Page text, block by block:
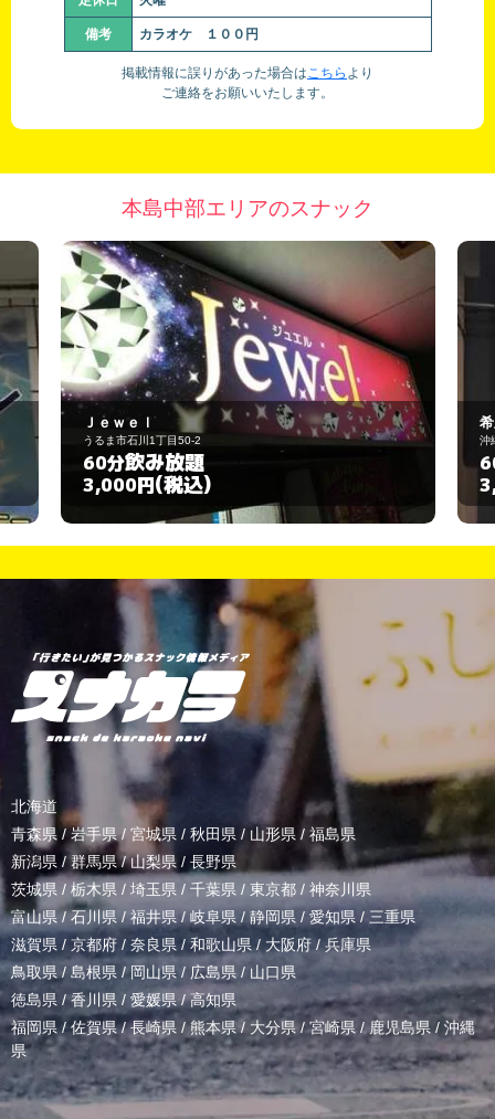
備考 カラオケ １００円
掲載情報に誤りがあった場合はこちら より
ご連絡をお願いいたします。
本島中部エリアのスナック
希亜
沖縄市上地1丁目15-3
60分 飲み放題
3,000円
北海道
青森県 / 岩手県/ 宮城県 / 秋田県 / 山形県/ 福島県
新潟県 /群馬県/山梨県 / 長野県
茨城県 / 栃木県 / 埼玉県 / 千葉県 / 東京都 / 神奈川県
富山県 /石川県/福井県/岐阜県 / 静岡県 / 愛知県 / 三重県
滋賀県 / 京都府 / 奈良県 / 和歌山県/ 大阪府 /兵庫県
鳥取県/ 島根県 /岡山県/ 広島県 / 山口県
徳島県 /香川県 / 愛媛県/高知県
福岡県/佐賀県/長崎県 /熊本県/ 大分県/宮崎県 /鹿児島県 / 沖縄
県